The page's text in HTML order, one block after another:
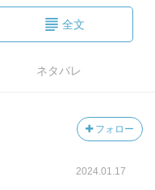
全文
ネタバレ
フォロー
2024.01.17